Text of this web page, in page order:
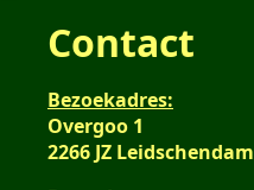
Contact
Bezoekadres:
Overgoo 1
2266 JZ Leidschendam